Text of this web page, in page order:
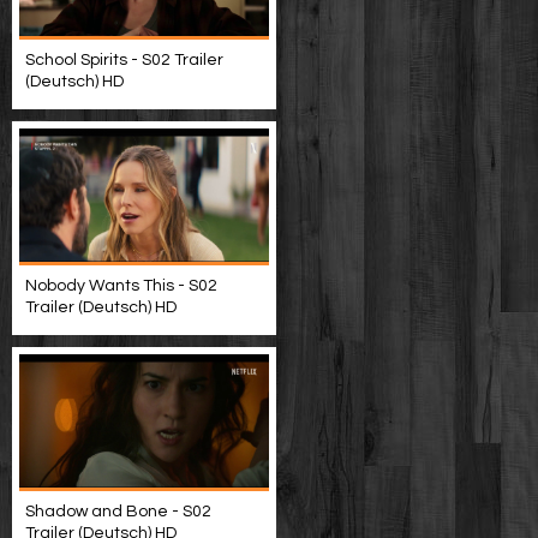
School Spirits - S02 Trailer
(Deutsch) HD
Nobody Wants This - S02
Trailer (Deutsch) HD
Shadow and Bone - S02
Trailer (Deutsch) HD